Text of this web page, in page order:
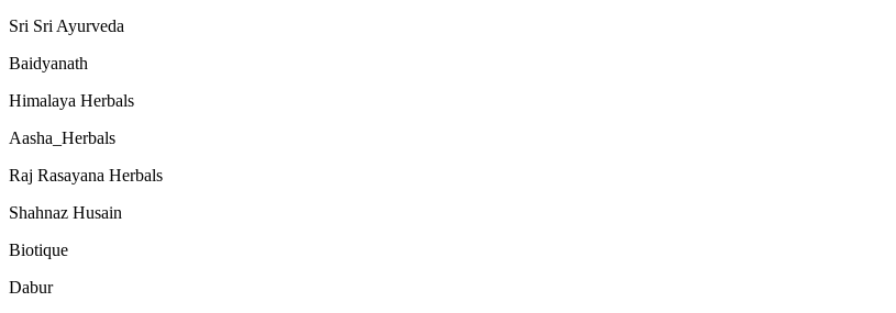
Sri Sri Ayurveda
Baidyanath
Himalaya Herbals
Aasha_Herbals
Raj Rasayana Herbals
Shahnaz Husain
Biotique
Dabur